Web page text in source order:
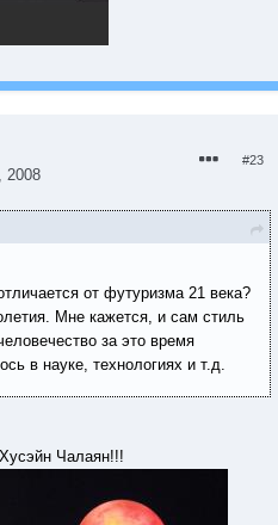
2008
#23
от футуризма 21 века?
Мне кажется, и сам стиль
за это время
в науке, технологиях и т.д.
Чалаян!!!